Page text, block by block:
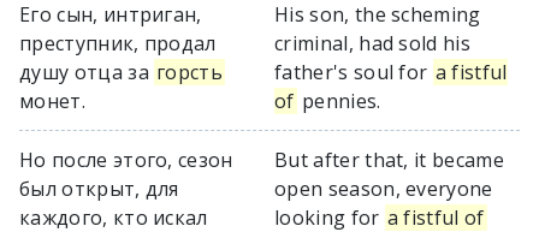
Его сын, интриган,
преступник, продал
душу отца за горсть
монет.
His son, the scheming
criminal, had sold his
father's soul for a fistful
of pennies.
Но после этого, сезон
был открыт, для
каждого, кто искал
But after that, it became
open season, everyone
looking for a fistful of